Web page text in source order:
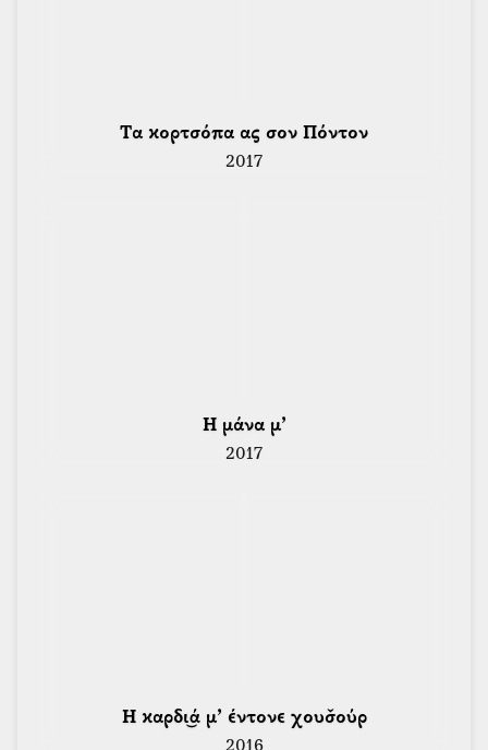
Τα κορτσόπα ας σον Πόντον
2017
Η μάνα μ’
2017
Η καρδι͜ά μ’ έντονε χουσ̌ούρ